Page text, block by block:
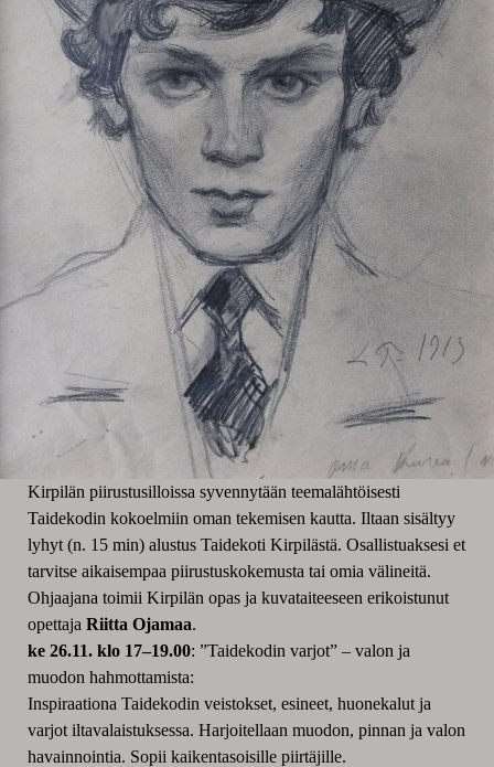
Kirpilän piirustusilloissa syvennytään teemalähtöisesti
Taidekodin kokoelmiin oman tekemisen kautta. Iltaan sisältyy
lyhyt (n. 15 min) alustus Taidekoti Kirpilästä. Osallistuaksesi et
tarvitse aikaisempaa piirustuskokemusta tai omia välineitä.
Ohjaajana toimii Kirpilän opas ja kuvataiteeseen erikoistunut
opettaja Riitta Ojamaa.
ke 26.11. klo 17–19.00: ”Taidekodin varjot” – valon ja
muodon hahmottamista:
Inspiraationa Taidekodin veistokset, esineet, huonekalut ja
varjot iltavalaistuksessa. Harjoitellaan muodon, pinnan ja valon
havainnointia. Sopii kaikentasoisille piirtäjille.